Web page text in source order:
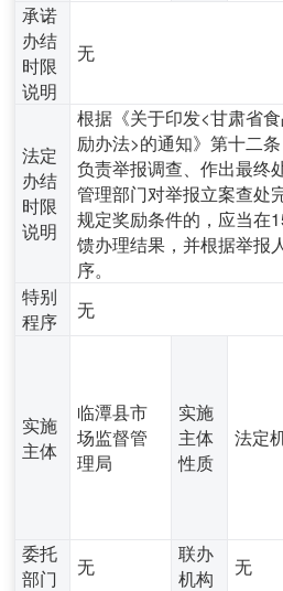
承诺
办结
时限
说明
无
法定
办结
时限
说明
根据《关于印发<甘肃省
励办法>的通知》第十二条
负责举报调查、作出最终
管理部门对举报立案查处
规定奖励条件的，应当在
馈办理结果，并根据举报
序。
特别
程序
无
实施
主体
临潭县市
场监督管
理局
实施
主体
性质
法定
委托
部门
无
联办
机构
无